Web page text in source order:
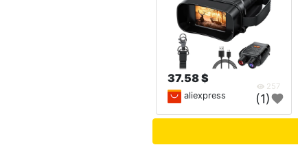
37.58 $
257
aliexpress (1)